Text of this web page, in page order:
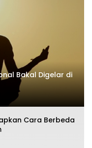
Bakal Digelar di
Cara Berbeda